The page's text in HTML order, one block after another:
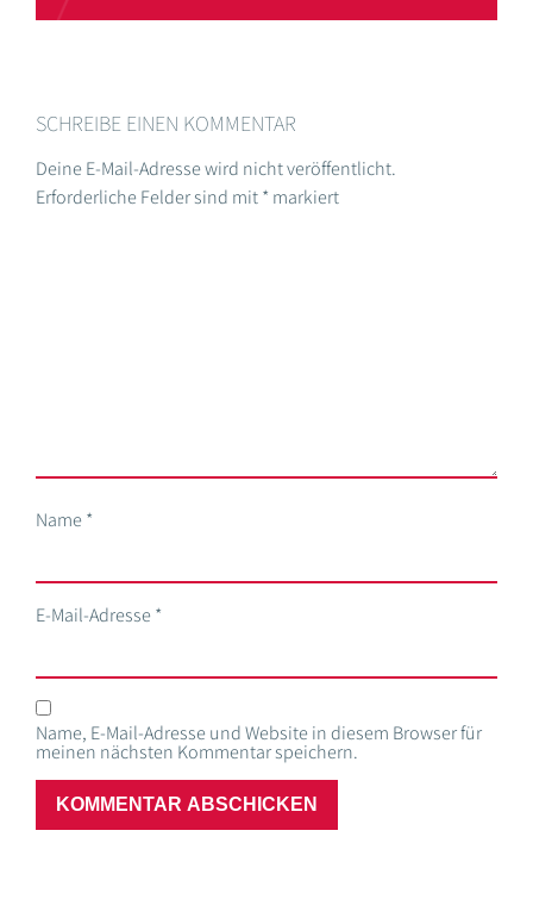
SCHREIBE EINEN KOMMENTAR
Deine E-Mail-Adresse wird nicht veröffentlicht.
Erforderliche Felder sind mit* markiert
Name*
E-Mail-Adresse*
Name, E-Mail-Adresse und Website in diesem Browser für
meinen nächsten Kommentar speichern.